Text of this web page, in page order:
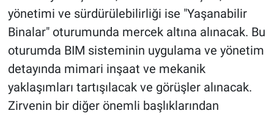
yönetimi ve sürdürülebilirliği ise "Yaşanabilir
Binalar" oturumunda mercek altına alınacak. Bu
oturumda BIM sisteminin uygulama ve yönetim
detayında mimari inşaat ve mekanik
yaklaşımları tartışılacak ve görüşler alınacak.
Zirvenin bir diğer önemli başlıklarından